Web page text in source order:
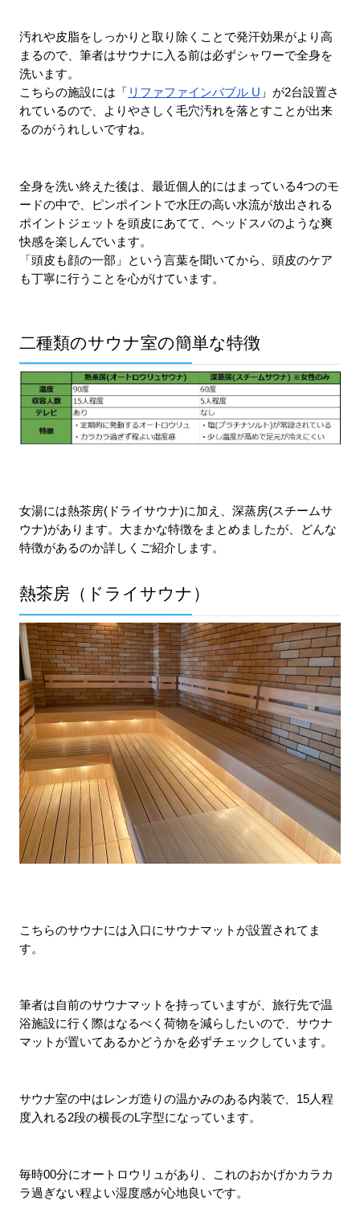
汚れや皮脂をしっかりと取り除くことで発汗効果がより高
まるので、筆者はサウナに入る前は必ずシャワーで全身を
洗います。
こちらの施設には「 リファファインバブル U 」が2台設置さ
れているので、よりやさしく毛穴汚れを落とすことが出来
るのがうれしいですね。
全身を洗い終えた後は、最近個人的にはまっている4つのモ
ードの中で、ピンポイントで水圧の高い水流が放出される
ポイントジェットを頭皮にあてて、ヘッドスパのような爽
快感を楽しんでいます。
「頭皮も顔の一部」という言葉を聞いてから、頭皮のケア
も丁寧に行うことを心がけています。
二種類のサウナ室の簡単な特徴
女湯には熱茶房(ドライサウナ)に加え、深蒸房(スチームサ
ウナ)があります。大まかな特徴をまとめましたが、どんな
特徴があるのか詳しくご紹介します。
熱茶房（ドライサウナ）
こちらのサウナには入口にサウナマットが設置されてま
す。
筆者は自前のサウナマットを持っていますが、旅行先で温
浴施設に行く際はなるべく荷物を減らしたいので、サウナ
マットが置いてあるかどうかを必ずチェックしています。
サウナ室の中はレンガ造りの温かみのある内装で、15人程
度入れる2段の横長のL字型になっています。
毎時00分にオートロウリュがあり、これのおかげかカラカ
ラ過ぎない程よい湿度感が心地良いです。